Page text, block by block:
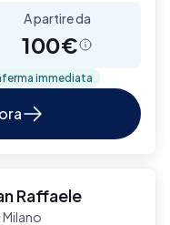
A partire da
100€
immediata
Raffaele